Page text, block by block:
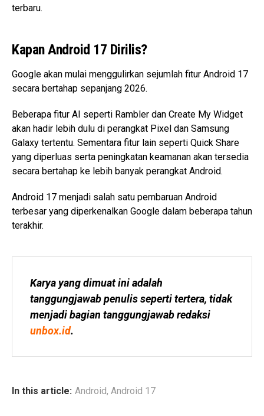
terbaru.
Kapan Android 17 Dirilis?
Google akan mulai menggulirkan sejumlah fitur Android 17
secara bertahap sepanjang 2026.
Beberapa fitur AI seperti Rambler dan Create My Widget
akan hadir lebih dulu di perangkat Pixel dan Samsung
Galaxy tertentu. Sementara fitur lain seperti Quick Share
yang diperluas serta peningkatan keamanan akan tersedia
secara bertahap ke lebih banyak perangkat Android.
Android 17 menjadi salah satu pembaruan Android
terbesar yang diperkenalkan Google dalam beberapa tahun
terakhir.
Karya yang dimuat ini adalah
tanggungjawab penulis seperti tertera, tidak
unbox.id.
In this article: Android, Android 17